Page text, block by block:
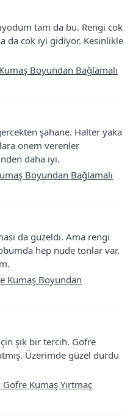
tam da bu. Rengi cok
da cok iyi gidiyor. Kesinlikle
Boyundan Bağlamalı
şahane. Halter yaka
onem verenler
daha iyi.
Boyundan Bağlamalı
da guzeldi. Ama rengi
hep nude tonlar var.
Kumaş Boyundan
şık bir tercih. Gofre
Üzerimde güzel durdu
Gofre Kumaş Yırtmaç